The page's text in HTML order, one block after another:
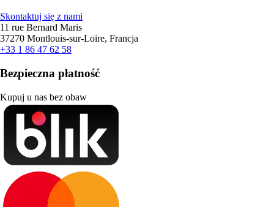
Skontaktuj się z nami
11 rue Bernard Maris
37270 Montlouis-sur-Loire, Francja
+33 1 86 47 62 58
Bezpieczna płatność
Kupuj u nas bez obaw